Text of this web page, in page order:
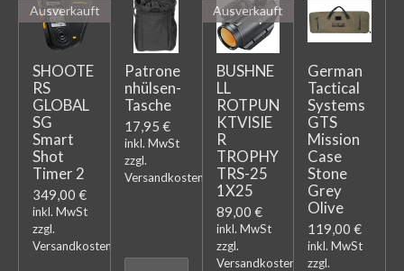
Ausverkauft
SHOOTE
RS
GLOBAL
SG
Smart
Shot
Timer 2
349,00 €
inkl. MwSt
zzgl.
Versandkosten
Patrone
nhülsen-
Tasche
17,95 €
inkl. MwSt
zzgl.
Versandkosten
Ausverkauft
BUSHNE
LL
ROTPUN
KTVISIE
R
TROPHY
TRS-25
1X25
89,00 €
inkl. MwSt
zzgl.
Versandkosten
German
Tactical
Systems
GTS
Mission
Case
Stone
Grey
Olive
119,00 €
inkl. MwSt
zzgl.